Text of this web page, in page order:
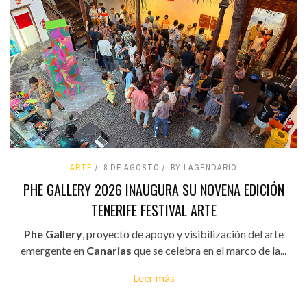
ARTE 8 DE AGOSTO BY LAGENDARIO
PHE GALLERY 2026 INAUGURA SU NOVENA EDICIÓN
TENERIFE FESTIVAL ARTE
Phe Gallery, proyecto de apoyo y visibilización del arte
emergente en Canarias que se celebra en el marco de la...
Leer más